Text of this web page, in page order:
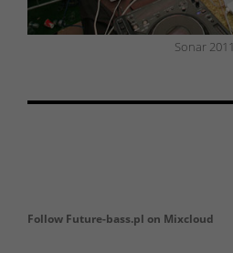
Sonar 2011
Follow Future-bass.pl on Mixcloud